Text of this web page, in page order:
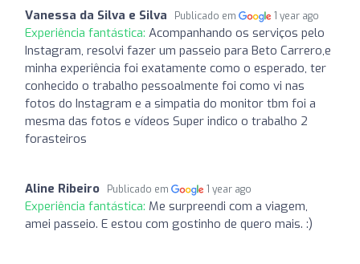
Vanessa da Silva e Silva Publicado em 1 year ago
Experiência fantástica: Acompanhando os serviços pelo
Instagram, resolvi fazer um passeio para Beto Carrero,e
minha experiência foi exatamente como o esperado, ter
conhecido o trabalho pessoalmente foi como vi nas
fotos do Instagram e a simpatia do monitor tbm foi a
mesma das fotos e vídeos Super indico o trabalho 2
forasteiros
Aline Ribeiro Publicado em 1 year ago
Experiência fantástica: Me surpreendi com a viagem,
amei passeio. E estou com gostinho de quero mais. :)